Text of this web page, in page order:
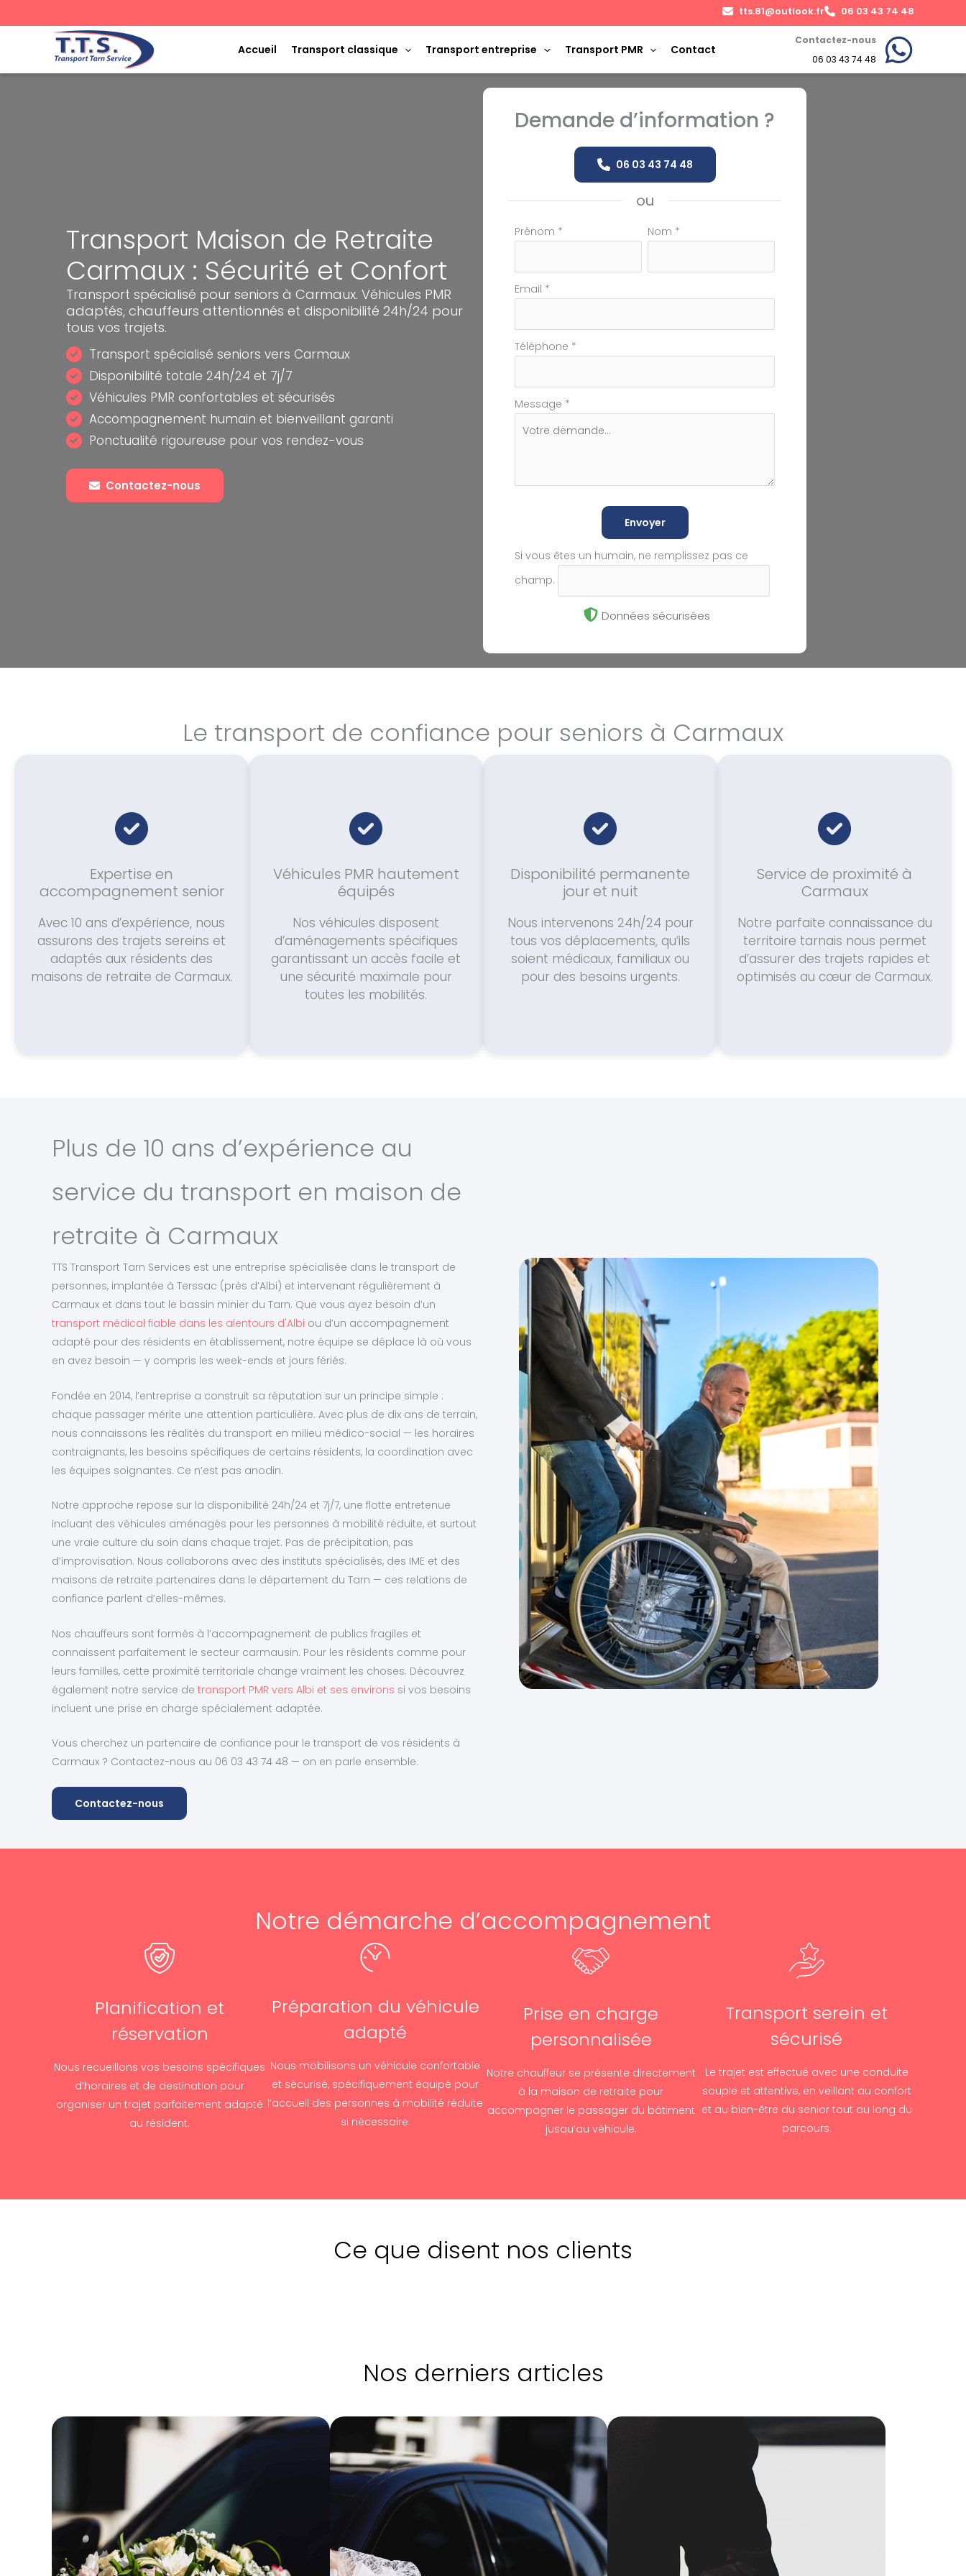
au
tts.81@outlook.fr 06 03 43 74 48
Accueil Transport classique Transport entreprise Transport PMR Contact
Contactez-nous
06 03 43 74 48
Transport Maison de Retraite
Carmaux : Sécurité et Confort
Transport spécialisé pour seniors à Carmaux. Véhicules PMR
adaptés, chauffeurs attentionnés et disponibilité 24h/24 pour
tous vos trajets.
Transport spécialisé seniors vers Carmaux
Disponibilité totale 24h/24 et 7j/7
Véhicules PMR confortables et sécurisés
Accompagnement humain et bienveillant garanti
Ponctualité rigoureuse pour vos rendez-vous
Contactez-nous
Demande d’information ?
06 03 43 74 48
ou
Formulaire
téléphone
Prénom * Nom *
Email *
Téléphone *
Message *
Envoyer
Si vous êtes un humain, ne remplissez pas ce
champ.
Données sécurisées
Le transport de confiance pour seniors à Carmaux
Expertise en
accompagnement senior
Avec 10 ans d’expérience, nous
assurons des trajets sereins et
adaptés aux résidents des
maisons de retraite de Carmaux.
Véhicules PMR hautement
équipés
Nos véhicules disposent
d’aménagements spécifiques
garantissant un accès facile et
une sécurité maximale pour
toutes les mobilités.
Disponibilité permanente
jour et nuit
Nous intervenons 24h/24 pour
tous vos déplacements, qu’ils
soient médicaux, familiaux ou
pour des besoins urgents.
Service de proximité à
Carmaux
Notre parfaite connaissance du
territoire tarnais nous permet
d’assurer des trajets rapides et
optimisés au cœur de Carmaux.
Plus de 10 ans d’expérience au
service du transport en maison de
retraite à Carmaux
TTS Transport Tarn Services est une entreprise spécialisée dans le transport de
personnes, implantée à Terssac (près d’Albi) et intervenant régulièrement à
Carmaux et dans tout le bassin minier du Tarn. Que vous ayez besoin d’un
transport médical fiable dans les alentours d'Albi ou d’un accompagnement
adapté pour des résidents en établissement, notre équipe se déplace là où vous
en avez besoin — y compris les week-ends et jours fériés.
Fondée en 2014, l’entreprise a construit sa réputation sur un principe simple :
chaque passager mérite une attention particulière. Avec plus de dix ans de terrain,
nous connaissons les réalités du transport en milieu médico-social — les horaires
contraignants, les besoins spécifiques de certains résidents, la coordination avec
les équipes soignantes. Ce n’est pas anodin.
Notre approche repose sur la disponibilité 24h/24 et 7j/7, une flotte entretenue
incluant des véhicules aménagés pour les personnes à mobilité réduite, et surtout
une vraie culture du soin dans chaque trajet. Pas de précipitation, pas
d’improvisation. Nous collaborons avec des instituts spécialisés, des IME et des
maisons de retraite partenaires dans le département du Tarn — ces relations de
confiance parlent d’elles-mêmes.
Nos chauffeurs sont formés à l’accompagnement de publics fragiles et
connaissent parfaitement le secteur carmausin. Pour les résidents comme pour
leurs familles, cette proximité territoriale change vraiment les choses. Découvrez
également notre service de transport PMR vers Albi et ses environs si vos besoins
incluent une prise en charge spécialement adaptée.
Vous cherchez un partenaire de confiance pour le transport de vos résidents à
Carmaux ? Contactez-nous au 06 03 43 74 48 — on en parle ensemble.
Contactez-nous
Notre démarche d’accompagnement
Planification et
réservation
Nous recueillons vos besoins spécifiques
d’horaires et de destination pour
organiser un trajet parfaitement adapté
au résident.
Préparation du véhicule
adapté
Nous mobilisons un véhicule confortable
et sécurisé, spécifiquement équipé pour
l’accueil des personnes à mobilité réduite
si nécessaire.
Prise en charge
personnalisée
Notre chauffeur se présente directement
à la maison de retraite pour
accompagner le passager du bâtiment
jusqu’au véhicule.
Transport serein et
sécurisé
Le trajet est effectué avec une conduite
souple et attentive, en veillant au confort
et au bien-être du senior tout au long du
parcours.
Ce que disent nos clients
Nos derniers articles